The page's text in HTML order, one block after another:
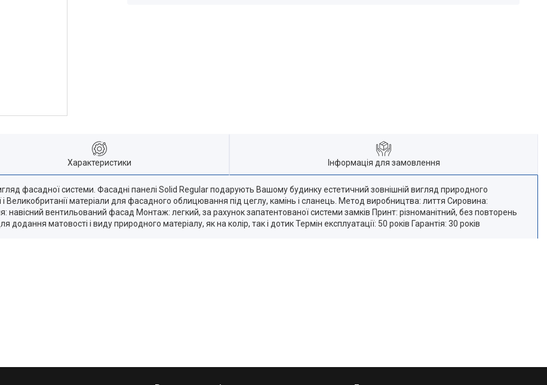
Характеристики Інформація для замовлення
фасадної системи. Фасадні панелі Solid Regular подарують Вашому будинку естетичний зовнішній вигляд природного
і Великобританії матеріали для фасадного облицювання під цеглу, камінь і сланець. Метод виробництва: лиття Сировина:
вентильований фасад Монтаж: легкий, за рахунок запатентованої системи замків Принт: різноманітний, без повторень
матовості і виду природного матеріалу, як на колір, так і дотик Термін експлуатації: 50 років Гарантія: 30 років